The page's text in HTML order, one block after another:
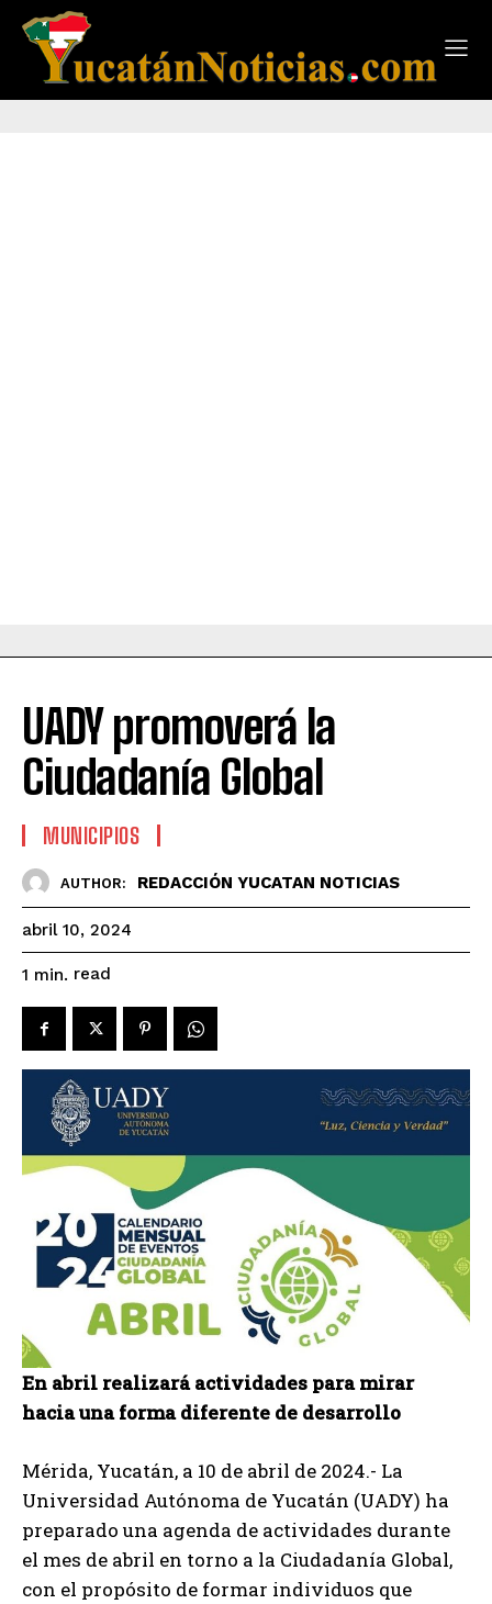
UADY promoverá la
Ciudadanía Global
MUNICIPIOS
AUTHOR: REDACCIÓN YUCATAN NOTICIAS
abril 10, 2024
1 min. read
En abril realizará actividades para mirar
hacia una forma diferente de desarrollo
Mérida, Yucatán, a 10 de abril de 2024.- La
Universidad Autónoma de Yucatán (UADY) ha
preparado una agenda de actividades durante
el mes de abril en torno a la Ciudadanía Global,
con el propósito de formar individuos que